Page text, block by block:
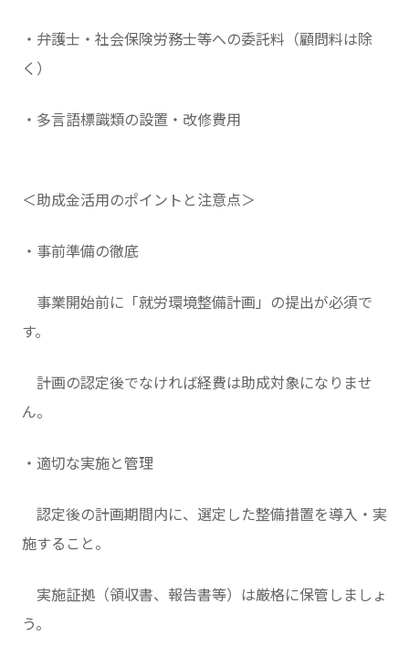
・弁護士・社会保険労務士等への委託料（顧問料は除
く）
・多言語標識類の設置・改修費用
＜助成金活用のポイントと注意点＞
・事前準備の徹底
事業開始前に「就労環境整備計画」の提出が必須で
す。
計画の認定後でなければ経費は助成対象になりませ
ん。
・適切な実施と管理
認定後の計画期間内に、選定した整備措置を導入・実
施すること。
実施証拠（領収書、報告書等）は厳格に保管しましょ
う。